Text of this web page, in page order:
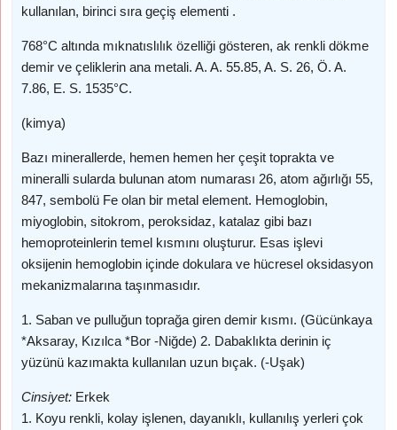
kullanılan, birinci sıra geçiş elementi .
768°C altında mıknatıslılık özelliği gösteren, ak renkli dökme
demir ve çeliklerin ana metali. A. A. 55.85, A. S. 26, Ö. A.
7.86, E. S. 1535°C.
(kimya)
Bazı minerallerde, hemen hemen her çeşit toprakta ve
mineralli sularda bulunan atom numarası 26, atom ağırlığı 55,
847, sembolü Fe olan bir metal element. Hemoglobin,
miyoglobin, sitokrom, peroksidaz, katalaz gibi bazı
hemoproteinlerin temel kısmını oluşturur. Esas işlevi
oksijenin hemoglobin içinde dokulara ve hücresel oksidasyon
mekanizmalarına taşınmasıdır.
1. Saban ve pulluğun toprağa giren demir kısmı. (Gücünkaya
*Aksaray, Kızılca *Bor -Niğde) 2. Dabaklıkta derinin iç
yüzünü kazımakta kullanılan uzun bıçak. (-Uşak)
Cinsiyet: Erkek
1. Koyu renkli, kolay işlenen, dayanıklı, kullanılış yerleri çok